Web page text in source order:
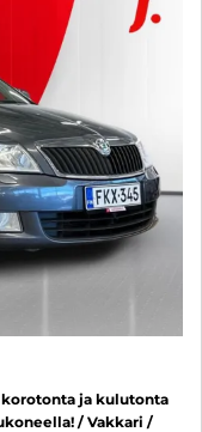
korotonta ja kulutonta
/ Vakkari /